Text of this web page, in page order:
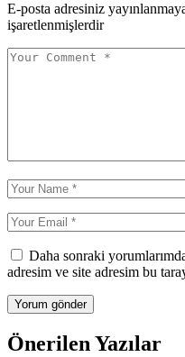
E-posta adresiniz
işaretlenmişlerdir
Daha sonraki
adresim ve site adresim bu
Önerilen Yazılar